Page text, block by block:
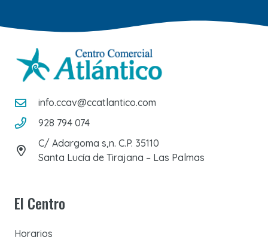
info.ccav@ccatlantico.com
928 794 074
C/ Adargoma s,n. C.P. 35110
Santa Lucía de Tirajana – Las Palmas
El Centro
Horarios